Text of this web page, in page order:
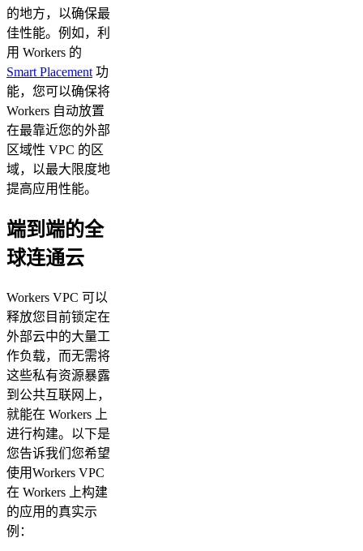
的地方，以确保最
佳性能。例如，利
用 Workers 的
Smart Placement 功
能，您可以确保将
Workers 自动放置
在最靠近您的外部
区域性 VPC 的区
域，以最大限度地
提高应用性能。
端到端的全
球连通云
Workers VPC 可以
释放您目前锁定在
外部云中的大量工
作负载，而无需将
这些私有资源暴露
到公共互联网上，
就能在 Workers 上
进行构建。以下是
您告诉我们您希望
使用Workers VPC
在 Workers 上构建
的应用的真实示
例：